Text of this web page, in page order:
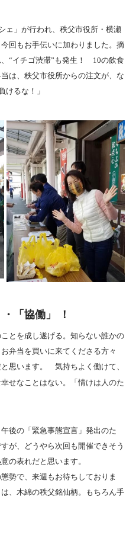
ェ」が行われ、秩父市役所・横瀬
回もお手伝いに加わりました。摘
“イチゴ渋滞”も発生！ 10の飲食
は、秩父市役所からの注文が、な
るな！」
「協働」 ！
とを成し遂げる。知らない誰かの
弁当を買いに来てくださる方々
思います。 気持ちよく働けて、
せなことはない。
「情けは人のた
後の「緊急事態宣言」発出のた
が、どうやら次回も開催できそう
の表れだと思います。
勢で、来週もお待ちしておりま
、木綿の秩父銘仙柄。もちろん手